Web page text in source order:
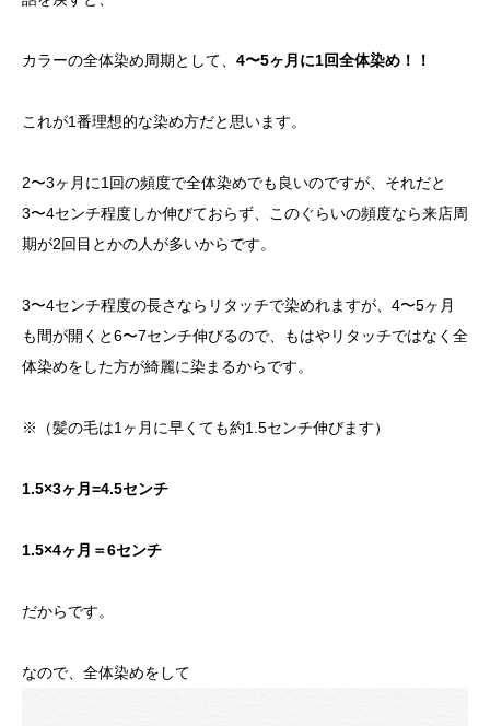
カラーの全体染め周期として、 4〜5ヶ月に1回全体染め！！
これが1番理想的な染め方だと思います。
2〜3ヶ月に1回の頻度で全体染めでも良いのですが、それだと
3〜4センチ程度しか伸びておらず、このぐらいの頻度なら来店周
期が2回目とかの人が多いからです。
3〜4センチ程度の長さならリタッチで染めれますが、4〜5ヶ月
も間が開くと6〜7センチ伸びるので、もはやリタッチではなく全
体染めをした方が綺麗に染まるからです。
※（髪の毛は1ヶ月に早くても約1.5センチ伸びます）
1.5×3ヶ月=4.5センチ
1.5×4ヶ月＝6センチ
だからです。
なので、全体染めをして